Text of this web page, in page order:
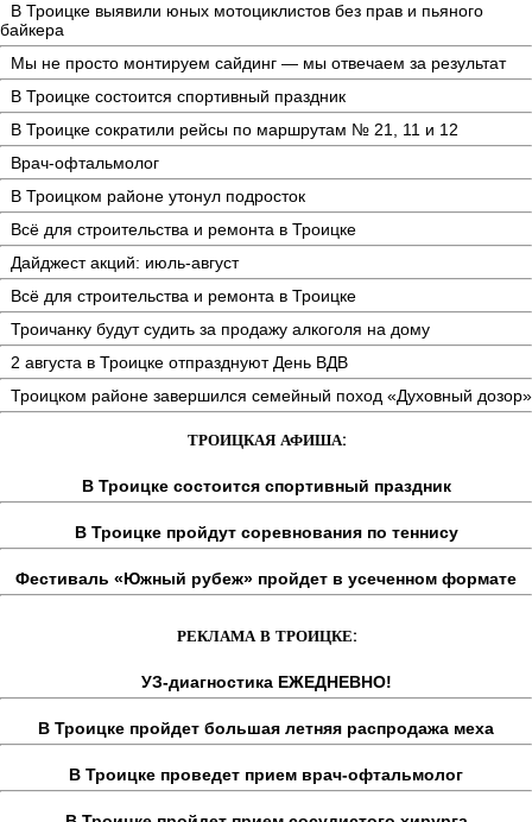
В Троицке выявили юных мотоциклистов без прав и пьяного
байкера
Мы не просто монтируем сайдинг — мы отвечаем за результат
В Троицке состоится спортивный праздник
В Троицке сократили рейсы по маршрутам № 21, 11 и 12
Врач-офтальмолог
В Троицком районе утонул подросток
Всё для строительства и ремонта в Троицке
Дайджест акций: июль-август
Всё для строительства и ремонта в Троицке
Троичанку будут судить за продажу алкоголя на дому
2 августа в Троицке отпразднуют День ВДВ
Троицком районе завершился семейный поход «Духовный дозор»
ТРОИЦКАЯ АФИША:
В Троицке состоится спортивный праздник
В Троицке пройдут соревнования по теннису
Фестиваль «Южный рубеж» пройдет в усеченном формате
РЕКЛАМА В ТРОИЦКЕ:
УЗ-диагностика ЕЖЕДНЕВНО!
В Троицке пройдет большая летняя распродажа меха
В Троицке проведет прием врач-офтальмолог